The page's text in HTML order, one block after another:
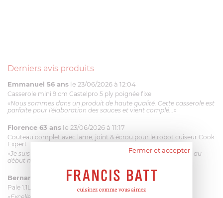
Derniers avis produits
Emmanuel 56 ans le 23/06/2026 à 12:04
Casserole mini 9 cm Castelpro 5 ply poignée fixe
«Nous sommes dans un produit de haute qualité. Cette casserole est
parfaite pour l'élaboration des sauces et vient complé...»
Florence 63 ans le 23/06/2026 à 11:17
Couteau complet avec lame, joint & écrou pour le robot cuiseur Cook
Expert
«Je suis satisfaite du couteau Magimix. L'écrou est un peu dur au
début mais ça le fait. La livraison a été très rapide. ...»
Bernard le 23/06/2026 à 09:43
Pale 1.1L pour Glacier Magimix 11031/121/123/124
Fermer et accepter